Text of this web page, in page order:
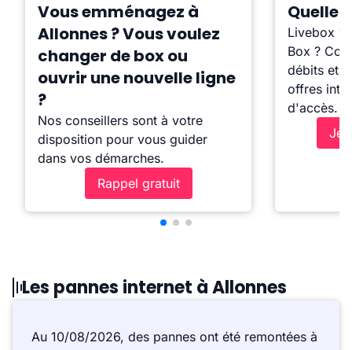
Vous emménagez à
Allonnes ? Vous voulez
changer de box ou
ouvrir une nouvelle ligne
?
Nos conseillers sont à votre
disposition pour vous guider
dans vos démarches.
Rappel gratuit
Quelle
Livebox ?
Box ?
débits et
offres
d'accès.
Je
Les pannes internet à Allonnes
Au 10/08/2026, des pannes ont été remontées à